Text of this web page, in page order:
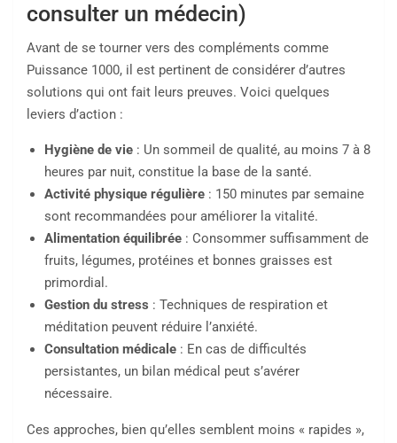
consulter un médecin)
Avant de se tourner vers des compléments comme
Puissance 1000, il est pertinent de considérer d’autres
solutions qui ont fait leurs preuves. Voici quelques
leviers d’action :
Hygiène de vie : Un sommeil de qualité, au moins 7 à 8
heures par nuit, constitue la base de la santé.
Activité physique régulière : 150 minutes par semaine
sont recommandées pour améliorer la vitalité.
Alimentation équilibrée : Consommer suffisamment de
fruits, légumes, protéines et bonnes graisses est
primordial.
Gestion du stress : Techniques de respiration et
méditation peuvent réduire l’anxiété.
Consultation médicale : En cas de difficultés
persistantes, un bilan médical peut s’avérer
nécessaire.
Ces approches, bien qu’elles semblent moins « rapides »,